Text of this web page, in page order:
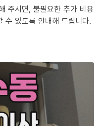
주시면, 불필요한 추가 비용
수 있도록 안내해 드립니다.